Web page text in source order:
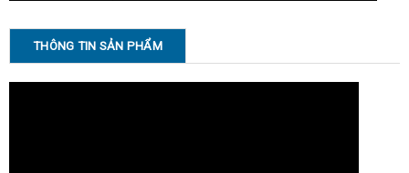
THÔNG TIN SẢN PHẨM